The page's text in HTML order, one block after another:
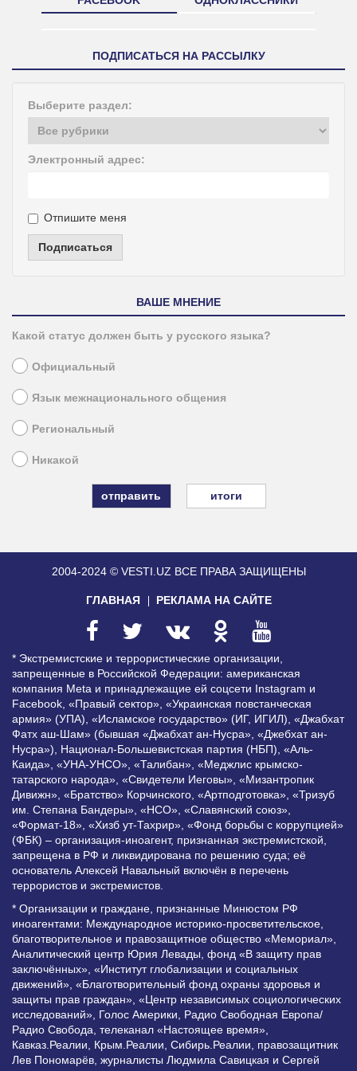
ПОДПИСАТЬСЯ НА РАССЫЛКУ
Выберите раздел:
Электронный адрес:
Отпишите меня
Подписаться
ВАШЕ МНЕНИЕ
Какой статус должен быть у русского языка?
Официальный
Язык межнационального общения
Региональный
Никакой
итоги
2004-2024 © VESTI.UZ ВСЕ ПРАВА ЗАЩИЩЕНЫ
ГЛАВНАЯ РЕКЛАМА НА САЙТЕ
* Экстремистские и террористические организации,
запрещенные в Российской Федерации: американская
компания Meta и принадлежащие ей соцсети Instagram и
Facebook, «Правый сектор», «Украинская повстанческая
армия» (УПА), «Исламское государство» (ИГ, ИГИЛ), «Джабхат
Фатх аш-Шам» (бывшая «Джабхат ан-Нусра», «Джебхат ан-
Нусра»), Национал-Большевистская партия (НБП), «Аль-
Каида», «УНА-УНСО», «Талибан», «Меджлис крымско-
татарского народа», «Свидетели Иеговы», «Мизантропик
Дивижн», «Братство» Корчинского, «Артподготовка», «Тризуб
им. Степана Бандеры», «НСО», «Славянский союз»,
«Формат-18», «Хизб ут-Тахрир», «Фонд борьбы с коррупцией»
(ФБК) – организация-иноагент, признанная экстремистской,
запрещена в РФ и ликвидирована по решению суда; её
основатель Алексей Навальный включён в перечень
террористов и экстремистов.
* Организации и граждане, признанные Минюстом РФ
иноагентами: Международное историко-просветительское,
благотворительное и правозащитное общество «Мемориал»,
Аналитический центр Юрия Левады, фонд «В защиту прав
заключённых», «Институт глобализации и социальных
движений», «Благотворительный фонд охраны здоровья и
защиты прав граждан», «Центр независимых социологических
исследований», Голос Америки, Радио Свободная Европа/
Радио Свобода, телеканал «Настоящее время»,
Кавказ.Реалии, Крым.Реалии, Сибирь.Реалии, правозащитник
Лев Пономарёв, журналисты Людмила Савицкая и Сергей